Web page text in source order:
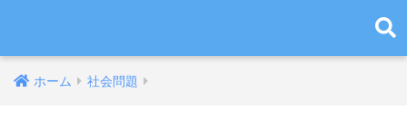
ホーム 社会問題